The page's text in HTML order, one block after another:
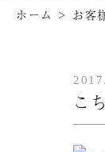
ホーム > お客
こ